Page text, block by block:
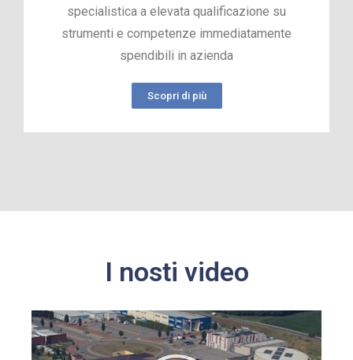
specialistica a elevata qualificazione su
strumenti e competenze immediatamente
spendibili in azienda
Scopri di più
I nosti video